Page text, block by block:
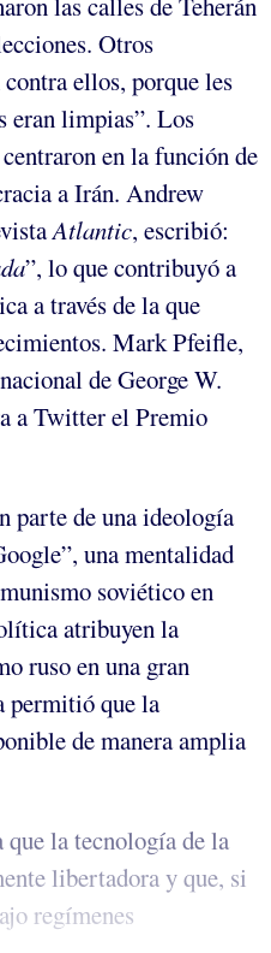
Otros
ellos, porque les
eran limpias”. Los
en la función de
a Irán. Andrew
Atlantic, escribió:
”, lo que contribuyó a
a través de la que
Mark Pfeifle,
de George W.
a Twitter el Premio
parte de una ideología
una mentalidad
soviético en
atribuyen la
ruso en una gran
permitió que la
de manera amplia
la tecnología de la
libertadora y que, si
regímenes